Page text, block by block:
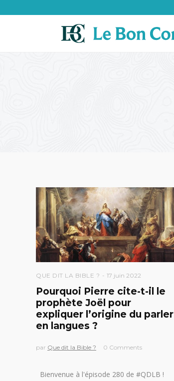
QUE DIT LA BIBLE ? 17 juin 2022
Pourquoi Pierre cite-t-il le
prophète Joël pour
expliquer l’origine du parler
en langues ?
par Que dit la Bible ? 0 Comments
Bienvenue à l'épisode 280 de #QDLB !